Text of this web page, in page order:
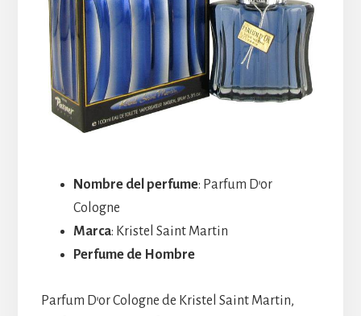
Nombre del perfume: Parfum D’or
Cologne
Marca: Kristel Saint Martin
Perfume de Hombre
Parfum D’or Cologne de Kristel Saint Martin,